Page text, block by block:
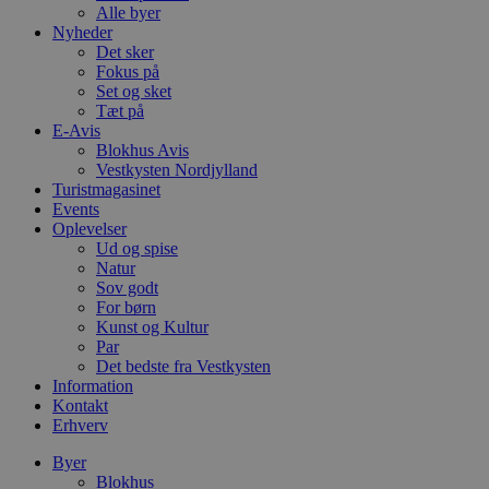
Alle byer
Nyheder
Det sker
Fokus på
Set og sket
Tæt på
E-Avis
Blokhus Avis
Vestkysten Nordjylland
Turistmagasinet
Events
Oplevelser
Ud og spise
Natur
Sov godt
For børn
Kunst og Kultur
Par
Det bedste fra Vestkysten
Information
Kontakt
Erhverv
Byer
Blokhus